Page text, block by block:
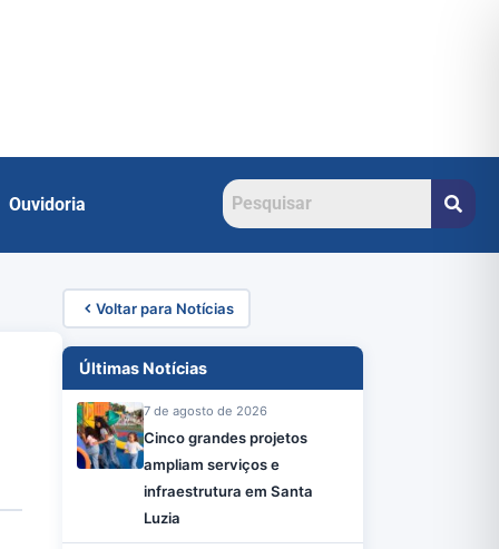
Ouvidoria
Voltar para Notícias
Últimas Notícias
7 de agosto de 2026
Cinco grandes projetos
ampliam serviços e
infraestrutura em Santa
Luzia